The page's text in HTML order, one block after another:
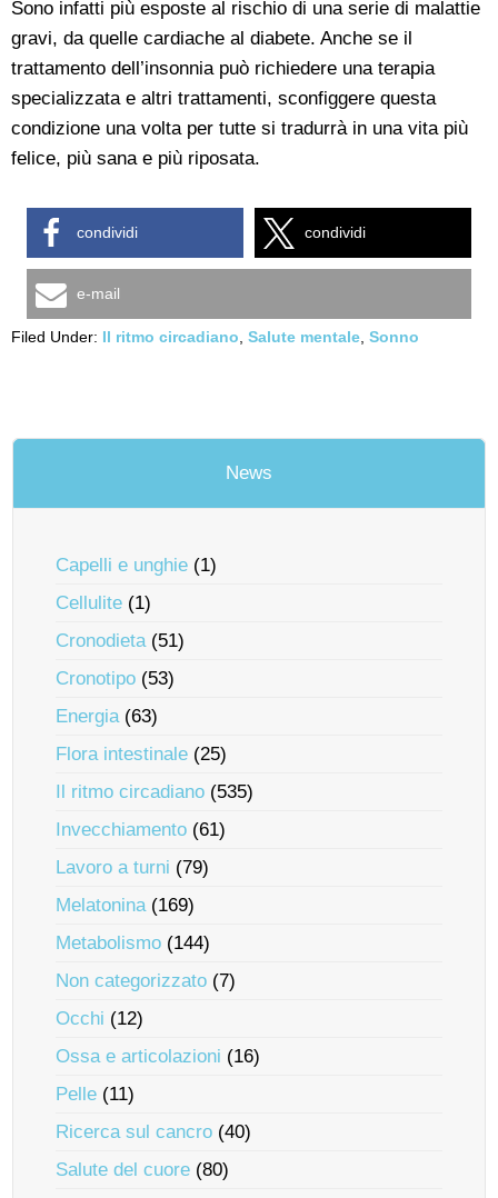
Sono infatti più esposte al rischio di una serie di malattie
gravi, da quelle cardiache al diabete. Anche se il
trattamento dell’insonnia può richiedere una terapia
specializzata e altri trattamenti, sconfiggere questa
condizione una volta per tutte si tradurrà in una vita più
felice, più sana e più riposata.
condividi condividi
e-mail
Filed Under: Il ritmo circadiano Salute mentale Sonno
News
Capelli e unghie (1)
Cellulite (1)
Cronodieta(51)
Cronotipo (53)
Energia(63)
Flora intestinale (25)
Il ritmo circadiano (535)
Invecchiamento (61)
Lavoro a turni (79)
Melatonina(169)
Metabolismo (144)
Non categorizzato (7)
Occhi (12)
Ossa e articolazioni (16)
Pelle (11)
Ricerca sul cancro (40)
Salute del cuore (80)